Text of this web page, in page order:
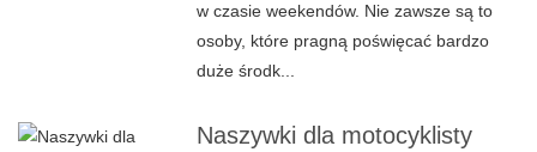
w czasie weekendów. Nie zawsze są to
osoby, które pragną poświęcać bardzo
duże środk...
Naszywki dla motocyklisty